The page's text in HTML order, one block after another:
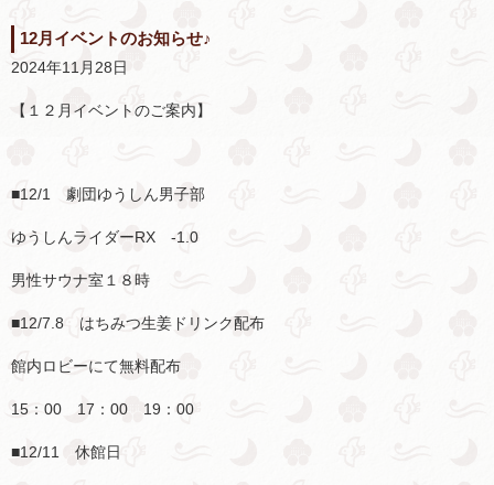
12月イベントのお知らせ♪
2024年11月28日
【１２月イベントのご案内】
■12/1 劇団ゆうしん男子部
ゆうしんライダーRX -1.0
男性サウナ室１８時
■12/7.8 はちみつ生姜ドリンク配布
館内ロビーにて無料配布
15：00 17：00 19：00
■12/11 休館日